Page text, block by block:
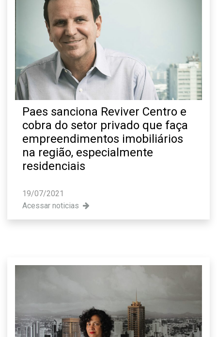
Paes sanciona Reviver Centro e
cobra do setor privado que faça
empreendimentos imobiliários
na região, especialmente
residenciais
19/07/2021
Acessar noticias